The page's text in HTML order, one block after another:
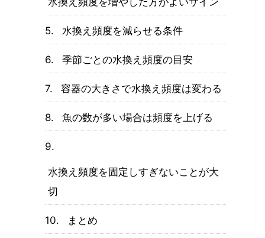
水換え頻度を減らせる条件
季節ごとの水換え頻度の目安
容器の大きさで水換え頻度は変わる
魚の数が多い場合は頻度を上げる
水換え頻度を固定しすぎないことが大
切
まとめ